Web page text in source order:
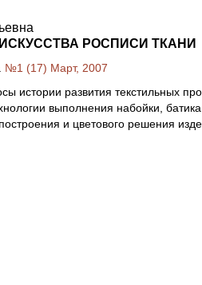
РОСПИСИ ТКАНИ
№1 (17) Март, 2007
истории развития текстильных
выполнения набойки,
и цветового решения